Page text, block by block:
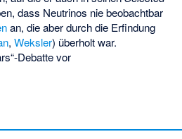
dass Neutrinos nie beobachtbar
an, die aber durch die Erfindung
,Weksler) überholt war.
Debatte vor